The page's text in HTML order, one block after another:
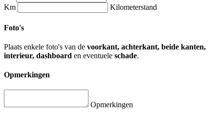
Km
Kilometerstand
Foto's
Plaats enkele foto's van de voorkant, achterkant, beide kanten,
interieur, dashboard en eventuele schade.
Opmerkingen
Opmerkingen